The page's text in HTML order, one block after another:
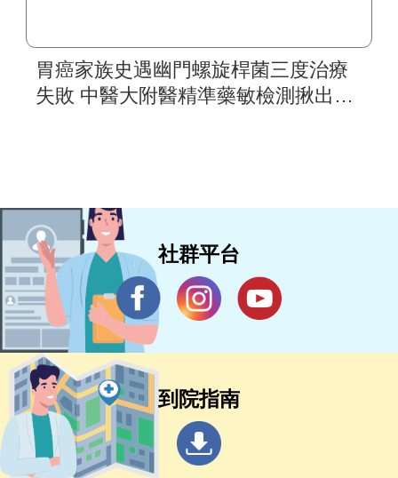
胃癌家族史遇幽門螺旋桿菌三度治療
失敗 中醫大附醫精準藥敏檢測揪出抗
社群平台
到院指南